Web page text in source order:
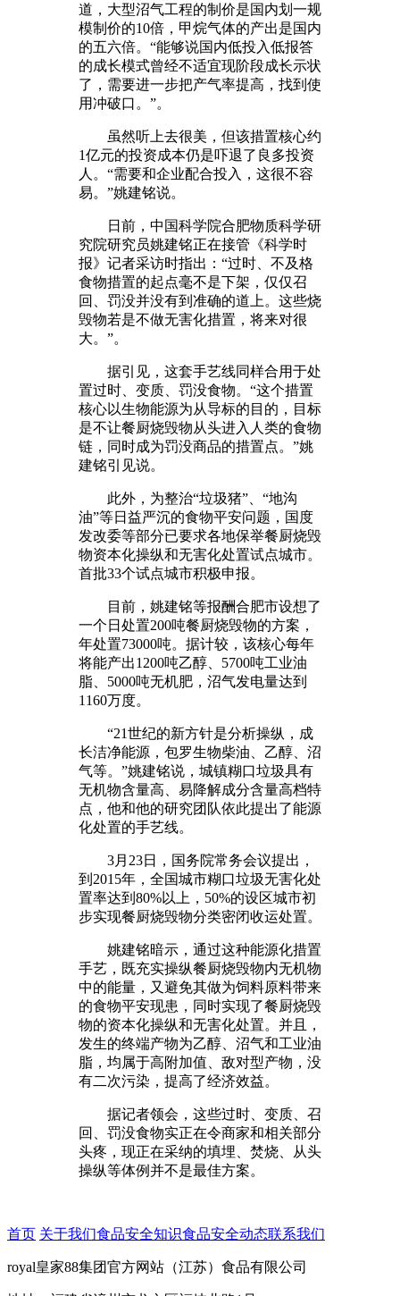
道，大型沼气工程的制价是国内划一规
模制价的10倍，甲烷气体的产出是国内
的五六倍。“能够说国内低投入低报答
的成长模式曾经不适宜现阶段成长示状
了，需要进一步把产气率提高，找到使
用冲破口。”。
虽然听上去很美，但该措置核心约
1亿元的投资成本仍是吓退了良多投资
人。“需要和企业配合投入，这很不容
易。”姚建铭说。
日前，中国科学院合肥物质科学研
究院研究员姚建铭正在接管《科学时
报》记者采访时指出：“过时、不及格
食物措置的起点毫不是下架，仅仅召
回、罚没并没有到准确的道上。这些烧
毁物若是不做无害化措置，将来对很
大。”。
据引见，这套手艺线同样合用于处
置过时、变质、罚没食物。“这个措置
核心以生物能源为从导标的目的，目标
是不让餐厨烧毁物从头进入人类的食物
链，同时成为罚没商品的措置点。”姚
建铭引见说。
此外，为整治“垃圾猪”、“地沟
油”等日益严沉的食物平安问题，国度
发改委等部分已要求各地保举餐厨烧毁
物资本化操纵和无害化处置试点城市。
首批33个试点城市积极申报。
目前，姚建铭等报酬合肥市设想了
一个日处置200吨餐厨烧毁物的方案，
年处置73000吨。据计较，该核心每年
将能产出1200吨乙醇、5700吨工业油
脂、5000吨无机肥，沼气发电量达到
1160万度。
“21世纪的新方针是分析操纵，成
长洁净能源，包罗生物柴油、乙醇、沼
气等。”姚建铭说，城镇糊口垃圾具有
无机物含量高、易降解成分含量高档特
点，他和他的研究团队依此提出了能源
化处置的手艺线。
3月23日，国务院常务会议提出，
到2015年，全国城市糊口垃圾无害化处
置率达到80%以上，50%的设区城市初
步实现餐厨烧毁物分类密闭收运处置。
姚建铭暗示，通过这种能源化措置
手艺，既充实操纵餐厨烧毁物内无机物
中的能量，又避免其做为饲料原料带来
的食物平安现患，同时实现了餐厨烧毁
物的资本化操纵和无害化处置。并且，
发生的终端产物为乙醇、沼气和工业油
脂，均属于高附加值、敌对型产物，没
有二次污染，提高了经济效益。
据记者领会，这些过时、变质、召
回、罚没食物实正在令商家和相关部分
头疼，现正在采纳的填埋、焚烧、从头
操纵等体例并不是最佳方案。
首页 关于我们食品安全知识食品安全动态联系我们
royal皇家88集团官方网站（江苏）食品有限公司